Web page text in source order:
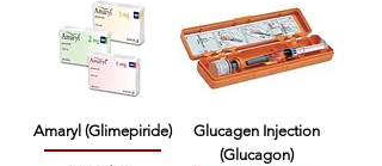
Amaryl (Glimepiride)
Glucagen Injection
(Glucagon)